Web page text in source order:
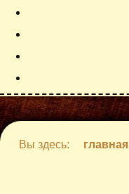
Вы здесь: главная